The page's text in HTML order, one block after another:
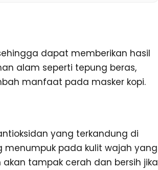
dapat memberikan hasil
alam seperti tepung beras,
manfaat pada masker kopi.
yang terkandung di
pada kulit wajah yang
tampak cerah dan bersih jika